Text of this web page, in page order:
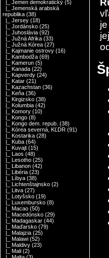
|_ Jemen demokratický (5)
|_ Jemenská arabská
republika (38)
|_ Jersey (18)
|_ Jordánsko (25)
|_ Juhoslávia (92)
|_ Južná Afrika (33)
|_ Južná Kórea (27)
|_ Kajmanie ostrovy (16)
|_ Kambodža (69)
|_ Kamerun (5)
|_ Kanada (22)
|_ Kapverdy (24)
|_ Katar (21)
|_ Kazachstan (36)
|_ Keňa (36)
|_ Kirgizsko (38)
|_ Kolumbia (42)
|_ Komory (10)
|_ Kongo (8)
|_ Kongo dem. repub. (38)
|_ Kórea severná, KĽDR (91)
|_ Kostarika (28)
|_ Kuba (64)
|_ Kuvajt (15)
|_ Laos (48)
|_ Lesotho (25)
|_ Libanon (42)
|_ Libéria (23)
|_ Líbya (38)
|_ Lichtenštajnsko (2)
|_ Litva (27)
|_ Lotyšsko (19)
|_ Luxembursko (8)
|_ Macao (50)
|_ Macedónsko (29)
|_ Madagaskar (44)
|_ Maďarsko (79)
|_ Malajzia (25)
|_ Malawi (52)
|_ Maldivy (23)
|_ Mali (2)